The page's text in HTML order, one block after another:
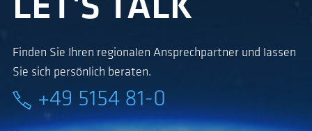
LET'S TALK
Finden Sie Ihren regionalen Ansprechpartner und lassen
Sie sich persönlich beraten.
+49 5154 81-0